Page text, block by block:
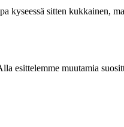
kyseessä sitten kukkainen,
esittelemme muutamia